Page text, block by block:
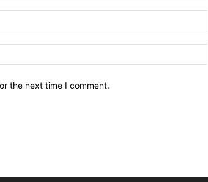
the next time I comment.